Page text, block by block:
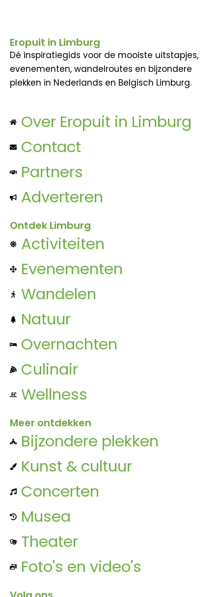
Eropuit in Limburg
Dé inspiratiegids voor de mooiste uitstapjes,
evenementen, wandelroutes en bijzondere
plekken in Nederlands en Belgisch Limburg.
Over Eropuit in Limburg
Contact
Partners
Adverteren
Ontdek Limburg
Activiteiten
Evenementen
Wandelen
Natuur
Overnachten
Culinair
Wellness
Meer ontdekken
Bijzondere plekken
Kunst & cultuur
Concerten
Musea
Theater
Foto's en video's